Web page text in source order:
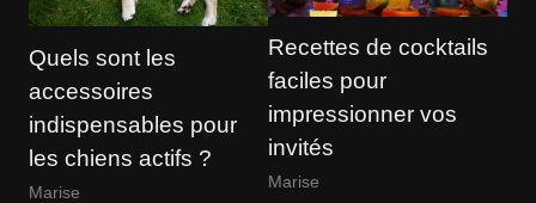
Quels sont les
accessoires
indispensables pour
les chiens actifs ?
Marise
Recettes de cocktails
faciles pour
impressionner vos
invités
Marise